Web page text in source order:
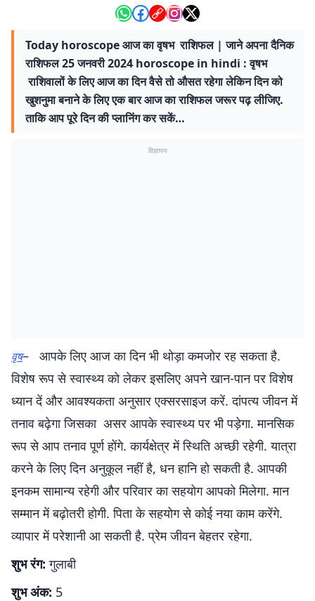
Today horoscope आज का वृषभ राशिफल | जाने अपना दैनिक
राशिफल 25 जनवरी 2024 horoscope in hindi : वृषभ
राशिवालों के लिए आज का दिन वैसे तो औसत रहेगा लेकिन दिन को
खुशनुमा बनाने के लिए एक बार आज का राशिफल जरूर पढ़ लीजिए.
ताकि आप पूरे दिन की प्लानिंग कर सकें…
विज्ञापन
वृष– आपके लिए आज का दिन भी थोड़ा कमजोर रह सकता है.
विशेष रूप से स्वास्थ्य को लेकर इसलिए अपने खान-पान पर विशेष
ध्यान दें और आवश्यकता अनुसार एक्सरसाइज करें. दांपत्य जीवन में
तनाव बढ़ेगा जिसका असर आपके स्वास्थ्य पर भी पड़ेगा. मानसिक
रूप से आप तनाव पूर्ण होंगे. कार्यक्षेत्र में स्थिति अच्छी रहेगी. यात्रा
करने के लिए दिन अनुकूल नहीं है, धन हानि हो सकती है. आपकी
इनकम सामान्य रहेगी और परिवार का सहयोग आपको मिलेगा. मान
सम्मान में बढ़ोतरी होगी. पिता के सहयोग से कोई नया काम करेंगे.
व्यापार में परेशानी आ सकती है. प्रेम जीवन बेहतर रहेगा.
शुभ रंग: गुलाबी
शुभ अंक: 5